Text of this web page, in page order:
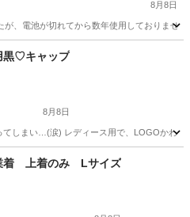
8月8日
が、電池が切れてから数年使用しておりませ
クセサリー
黒♡キャップ
8月8日
しまい…(涙) レディース用で、LOGOかわい
小物着 上着のみ Lサイズ